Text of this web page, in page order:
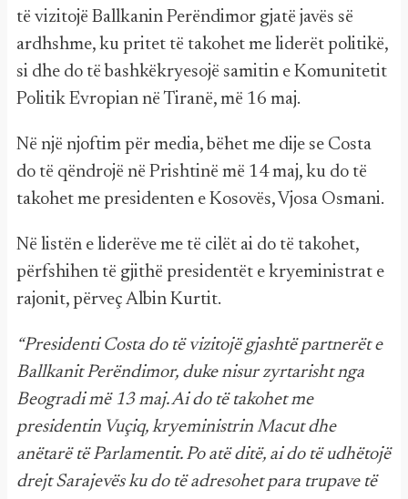
të vizitojë Ballkanin Perëndimor gjatë javës së
ardhshme, ku pritet të takohet me liderët politikë,
si dhe do të bashkëkryesojë samitin e Komunitetit
Politik Evropian në Tiranë, më 16 maj.
Në një njoftim për media, bëhet me dije se Costa
do të qëndrojë në Prishtinë më 14 maj, ku do të
takohet me presidenten e Kosovës, Vjosa Osmani.
Në listën e liderëve me të cilët ai do të takohet,
përfshihen të gjithë presidentët e kryeministrat e
rajonit, përveç Albin Kurtit.
“Presidenti Costa do të vizitojë gjashtë partnerët e
Ballkanit Perëndimor, duke nisur zyrtarisht nga
Beogradi më 13 maj. Ai do të takohet me
presidentin Vuçiq, kryeministrin Macut dhe
anëtarë të Parlamentit. Po atë ditë, ai do të udhëtojë
drejt Sarajevës ku do të adresohet para trupave të